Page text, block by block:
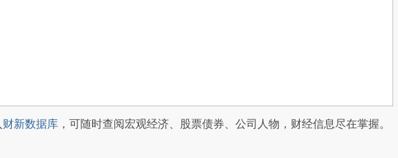
财新数据库 ，可随时查阅宏观经济、股票债券、公司人物，财经信息尽在掌握。